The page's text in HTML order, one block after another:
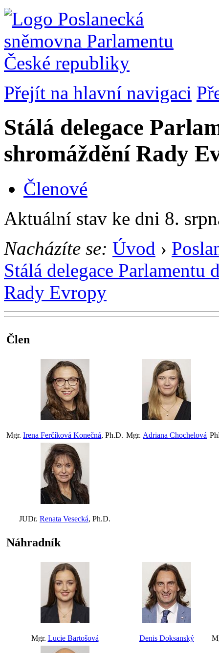
Přejít na hlavní navigaci
Stálá delegace
shromáždění Rady
Členové
Aktuální stav ke dni 8.
Nacházíte se: Úvod ›
Stálá delegace Parlamentu
Rady Evropy
Člen
Mgr. Irena Ferčíková Konečná, Ph.D. Mgr. Adriana Chochelová
JUDr. Renata Vesecká, Ph.D.
Náhradník
Mgr. Lucie Bartošová Denis Doksanský